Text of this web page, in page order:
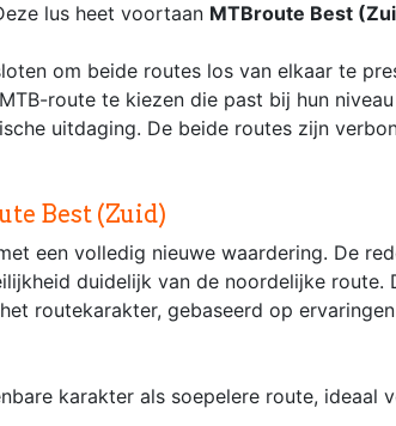
lus heet voortaan MTBroute Best
om beide routes los van elkaar te
route te kiezen die past bij hun
uitdaging. De beide routes zijn
Best (Zuid)
een volledig nieuwe waardering. De
duidelijk van de noordelijke route.
routekarakter, gebaseerd op
karakter als soepelere route, ideaal